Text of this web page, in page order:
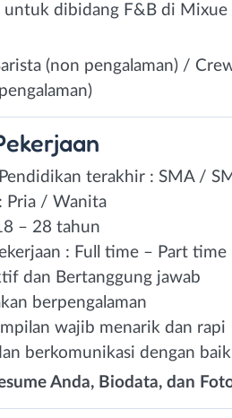
untuk dibidang F&B di Mixue
(non pengalaman) /
terakhir : SMA /
Pria / Wanita
– 28 tahun
: Full time – Part time
dan Bertanggung jawab
berpengalaman
wajib menarik dan rapi
berkomunikasi dengan baik
Anda, Biodata, dan